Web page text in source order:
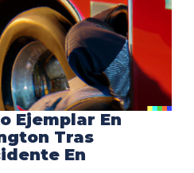
Ejemplar En
Tras
En